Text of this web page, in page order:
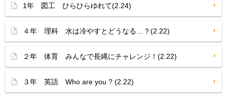
1年 図工 ひらひらゆれて(2.24)
４年 理科 水は冷やすとどうなる…？(2.22)
２年 体育 みんなで長縄にチャレンジ！(2.22)
３年 英語 Who are you ? (2.22)